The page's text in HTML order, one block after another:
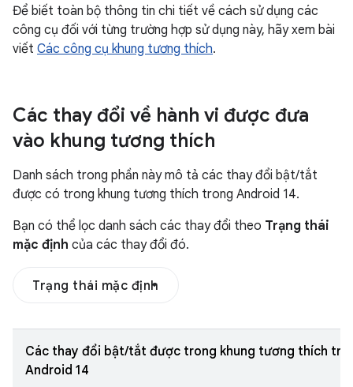
Để biết toàn bộ thông tin chi tiết về cách sử dụng các
công cụ đối với từng trường hợp sử dụng này, hãy xem bài
viết Các công cụ khung tương thích.
Các thay đổi về hành vi được đưa
vào khung tương thích
Danh sách trong phần này mô tả các thay đổi bật/tắt
được có trong khung tương thích trong Android 14.
Bạn có thể lọc danh sách các thay đổi theo Trạng thái
mặc định của các thay đổi đó.
Trạng thái mặc định
Các thay đổi bật/tắt được trong khung tương thích
Android 14